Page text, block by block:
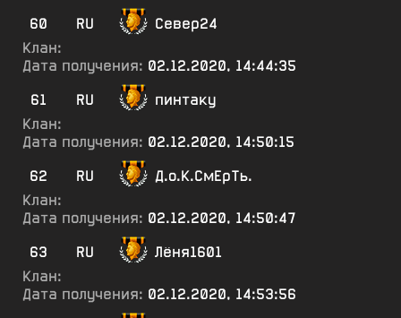
60
RU
Север24
Клан:
Дата получения: 02.12.2020, 14:44:35
61
RU
пинтаку
Клан:
Дата получения: 02.12.2020, 14:50:15
62
RU
Д.о.К.СмЕрТь.
Клан:
Дата получения: 02.12.2020, 14:50:47
63
RU
Лёня1601
Клан:
Дата получения: 02.12.2020, 14:53:56